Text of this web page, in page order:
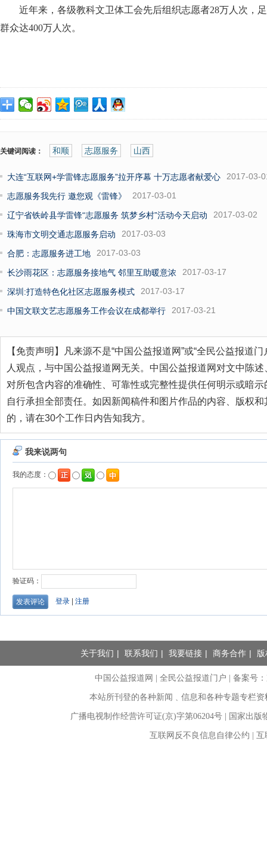
近年来，各级教科文卫体工会先后组织志愿者28万人次，
群众达400万人次。
关键词阅读： 和顺 志愿服务 山西
大连“互联网+学雷锋志愿服务”拉开序幕 十万志愿者献爱心 2017-03-
志愿服务我先行 邀您观《雷锋》 2017-03-01
辽宁省铁岭县学雷锋“志愿服务 筑梦乡村”活动今天启动 2017-03-02
珠海市文明交通志愿服务启动 2017-03-03
合肥：志愿服务进工地 2017-03-03
长沙雨花区：志愿服务接地气 邻里互助暖意浓 2017-03-17
深圳:打造特色化社区志愿服务模式 2017-03-17
中国文联文艺志愿服务工作会议在成都举行 2017-03-21
【免责声明】凡来源不是“中国公益报道网”或“全民公益报道
人观点，与中国公益报道网无关。中国公益报道网对文中陈
对所包含内容的准确性、可靠性或完整性提供任何明示或暗
自行承担全部责任。如因新闻稿件和图片作品的内容、版权
的，请在30个工作日内告知我方。
关于我们 | 联系我们 | 我要链接 | 商务合作 |
中国公益报道网 | 全民公益报道门户 |备案号
本站所刊登的各种新闻﹑信息和各种专题专栏
广播电视制作经营许可证(京)字第06204号 | 国家出
互联网反不良信息自律公约 |